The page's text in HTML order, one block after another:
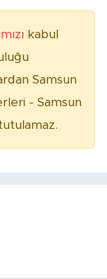
kabul
Samsun
- Samsun